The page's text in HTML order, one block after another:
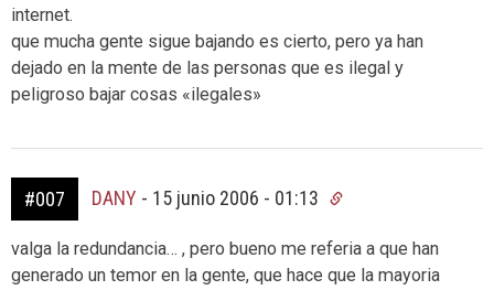
internet.
que mucha gente sigue bajando es cierto, pero ya han
dejado en la mente de las personas que es ilegal y
peligroso bajar cosas «ilegales»
#007 DANY - 15 junio 2006 - 01:13
valga la redundancia… , pero bueno me referia a que han
generado un temor en la gente, que hace que la mayoria